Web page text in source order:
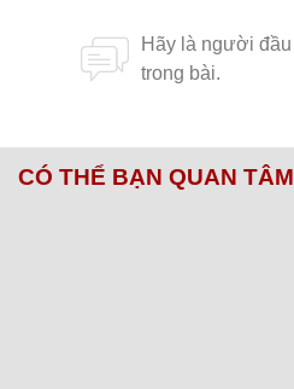
CÓ THỂ BẠN QUAN TÂM